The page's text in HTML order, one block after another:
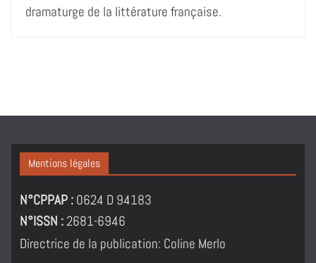
dramaturge de la littérature française.
Mentions légales
N°CPPAP : 0624 D 94183
N°ISSN :2681-6946
Directrice de la publication: Coline Merlo